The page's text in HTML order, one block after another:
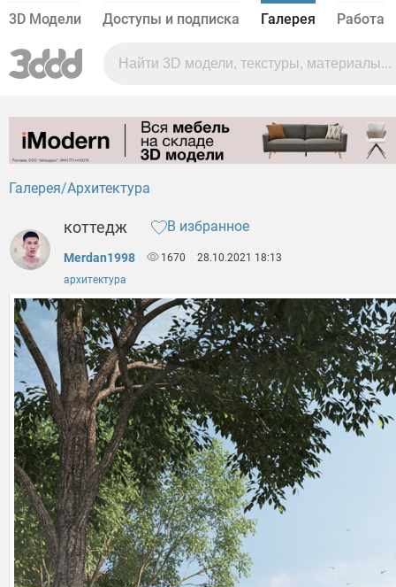
3D Модели Доступы и подписка Галерея Работа
Галерея Архитектура
коттедж В избранное
Merdan1998 1670
28.10.2021 18:13
архитектура